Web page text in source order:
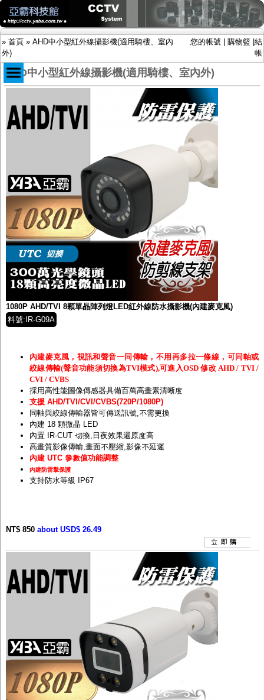
» 首頁 » AHD中小型紅外線攝影機(適用騎樓、室內
外)
您的帳號 購物籃 結
帳
限時促銷特惠專案
IP網路攝影機及錄放影機
AHD中小型紅外線攝影機(適用騎樓、室內外)
AHD防護罩型攝影機(適用屋外，紅外線照射
距離遠）
AHD特殊功能型攝影機
旋轉型攝影機.旋轉台
傳統高解析攝影機
鏡頭
投光設備
防護罩及支架
多路攝影機單軸傳輸
監聽器.麥克風
網路設備
視訊轉換設備
雙絞線傳輸器
雜訊改善器
分配放大器
懶人線.同軸線.花線
線頭.插座.延長線.HDMI線
集線盒.防水盒.配線盒
變壓器.避雷器
轉接頭
偽裝嚇阻假監視器. 警示防盜貼紙
行車紀錄器.車用插座配件
電腦工業機殼
客訂商品
AHD中小型紅外線攝影機(適用騎樓、室內外)
1080P AHD/TVI 8顆單晶陣列燈LED紅外線防水攝影機(內建麥克風)
料號:IR-G09A
內建麥克風，視訊和聲音一同傳輸，不用再多拉一條線，可同軸或
絞線傳輸(聲音功能須切換為TVI模式),可進入OSD 修改 AHD / TVI /
CVI / CVBS
採用高性能圖像傳感器具備百萬高畫素清晰度
支援 AHD/TVI/CVI/CVBS(720P/1080P)
同軸與絞線傳輸器皆可傳送訊號,不需更換
內建 18 顆微晶 LED
內置 IR-CUT 切換,日夜效果還原度高
高畫質影像傳輸,畫面不壓縮,影像不延遲
內建 UTC 參數值功能調整
內建防雷擊保護
支持防水等級 IP67
NT$ 850 about USD$ 26.49